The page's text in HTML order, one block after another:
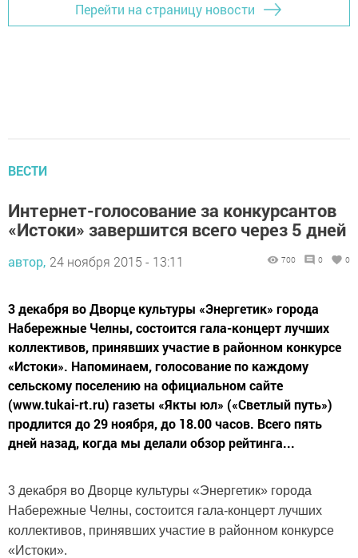
Перейти на страницу новости
ВЕСТИ
Интернет-голосование за конкурсантов
«Истоки» завершится всего через 5 дней
автор, 24 ноября 2015 - 13:11 700 0 0
3 декабря во Дворце культуры «Энергетик» города
Набережные Челны, состоится гала-концерт лучших
коллективов, принявших участие в районном конкурсе
«Истоки». Напоминаем, голосование по каждому
сельскому поселению на официальном сайте
(www.tukai-rt.ru) газеты «Якты юл» («Светлый путь»)
продлится до 29 ноября, до 18.00 часов. Всего пять
дней назад, когда мы делали обзор рейтинга...
3 декабря во Дворце культуры «Энергетик» города
Набережные Челны, состоится гала-концерт лучших
коллективов, принявших участие в районном конкурсе
«Истоки».